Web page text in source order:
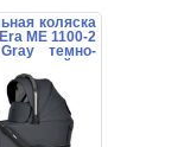
коляска
ME 1100-2
темно-
и